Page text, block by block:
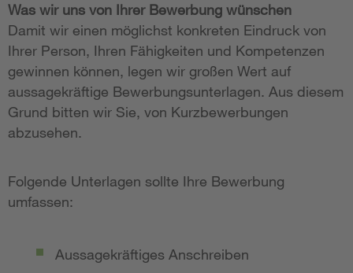
Was wir uns von Ihrer Bewerbung wünschen
Damit wir einen möglichst konkreten Eindruck von
Ihrer Person, Ihren Fähigkeiten und Kompetenzen
gewinnen können, legen wir großen Wert auf
aussagekräftige Bewerbungsunterlagen. Aus diesem
Grund bitten wir Sie, von Kurzbewerbungen
abzusehen.
Folgende Unterlagen sollte Ihre Bewerbung
umfassen:
Aussagekräftiges Anschreiben